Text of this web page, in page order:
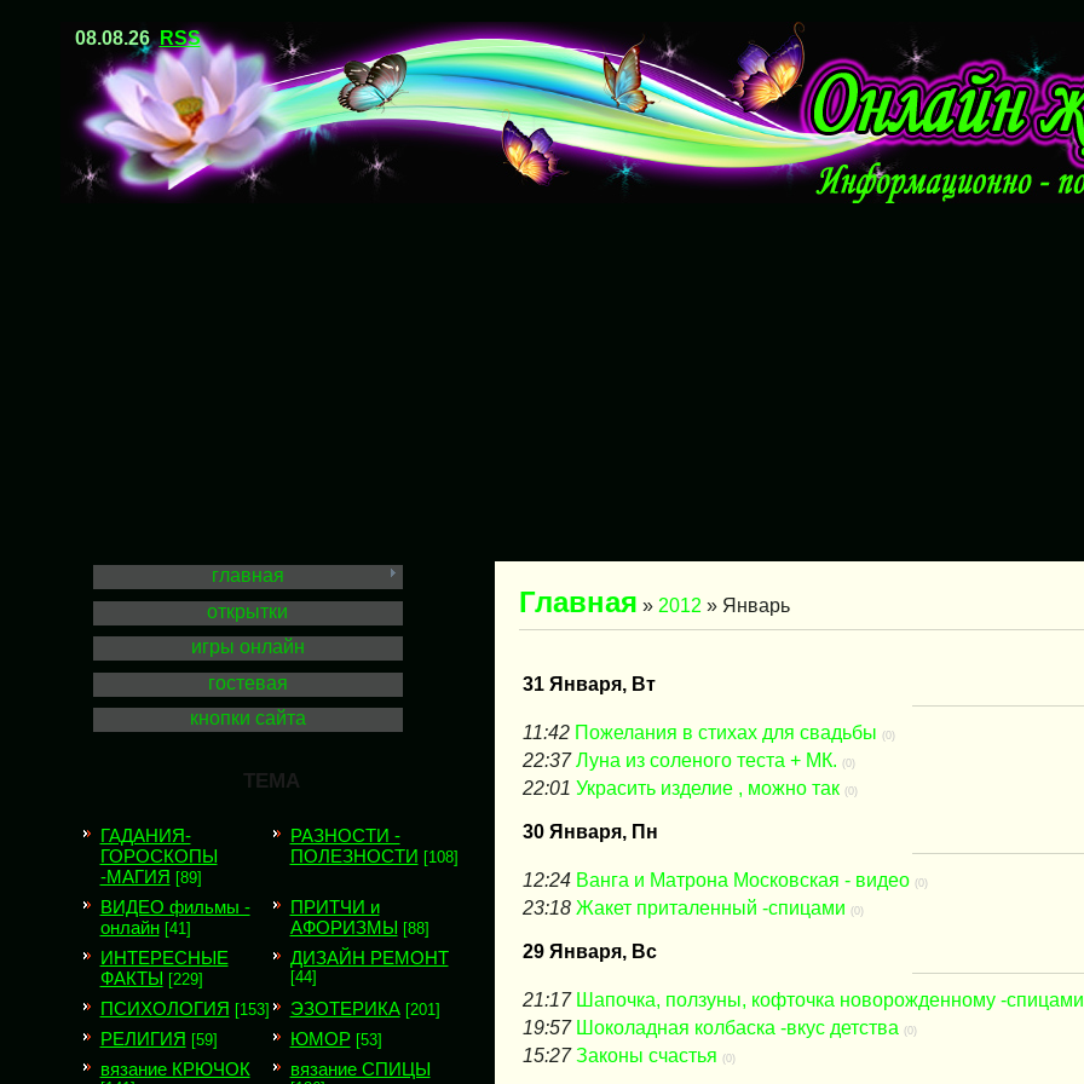
08.08.26RSS
главная
открытки
игры онлайн
гостевая
кнопки сайта
ТЕМА
ГАДАНИЯ-
ГОРОСКОПЫ
-МАГИЯ [89]
РАЗНОСТИ -
ПОЛЕЗНОСТИ [108]
ВИДЕО фильмы -
онлайн [41]
ПРИТЧИ и
АФОРИЗМЫ [88]
ИНТЕРЕСНЫЕ
ФАКТЫ [229]
ДИЗАЙН РЕМОНТ
[44]
ПСИХОЛОГИЯ [153] ЭЗОТЕРИКА [201]
РЕЛИГИЯ [59] ЮМОР [53]
вязание КРЮЧОК вязание СПИЦЫ
Главная » 2012 » Январь
31 Января, Вт
11:42 Пожелания в стихах для свадьбы (0)
22:37 Луна из соленого теста + МК. (0)
22:01 Украсить изделие , можно так (0)
30 Января, Пн
12:24 Ванга и Матрона Московская - видео (0)
23:18 Жакет приталенный -спицами (0)
29 Января, Вс
21:17 Шапочка, ползуны, кофточка новорожденному -спицами
19:57 Шоколадная колбаска -вкус детства (0)
15:27 Законы счастья (0)